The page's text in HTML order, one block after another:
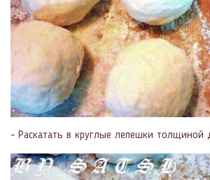
- Раскатать в круглые лепешки